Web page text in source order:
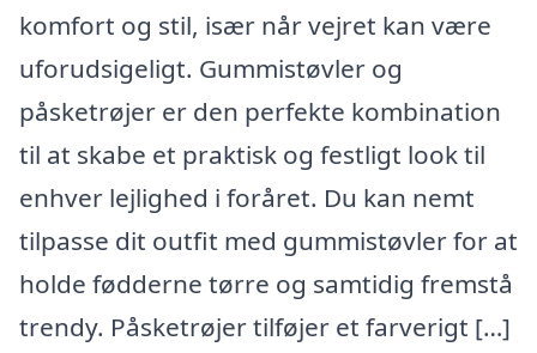
komfort og stil, især når vejret kan være
uforudsigeligt. Gummistøvler og
påsketrøjer er den perfekte kombination
til at skabe et praktisk og festligt look til
enhver lejlighed i foråret. Du kan nemt
tilpasse dit outfit med gummistøvler for at
holde fødderne tørre og samtidig fremstå
trendy. Påsketrøjer tilføjer et farverigt […]